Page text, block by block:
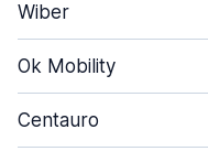
Wiber
Ok Mobility
Centauro